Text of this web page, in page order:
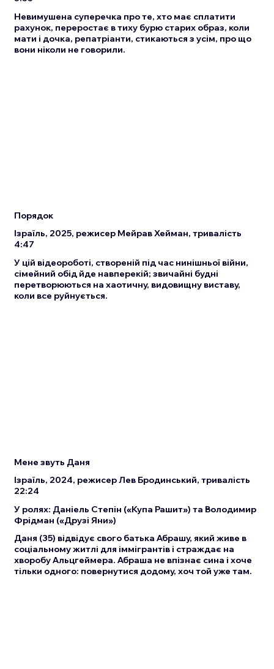
Невимушена суперечка про те, хто має сплатити
рахунок, переростає в тиху бурю старих образ, коли
мати і дочка, репатріанти, стикаються з усім, про що
вони ніколи не говорили.
Порядок
Ізраїль, 2025, режисер Мейрав Хейман, тривалість
4:47
У цій відеороботі, створеній під час нинішньої війни,
сімейний обід йде навперекій; звичайні будні
перетворюються на хаотичну, видовищну виставу,
коли все руйнується.
Мене звуть Даня
Ізраїль, 2024, режисер Лев Бродинський, тривалість
22:24
У ролях: Даніель Степін («Купа Рашит») та Володимир
Фрідман («Друзі Яни»)
Даня (35) відвідує свого батька Абрашу, який живе в
соціальному житлі для іммігрантів і страждає на
хворобу Альцгеймера. Абраша не впізнає сина і хоче
тільки одного: повернутися додому, хоч той уже там.